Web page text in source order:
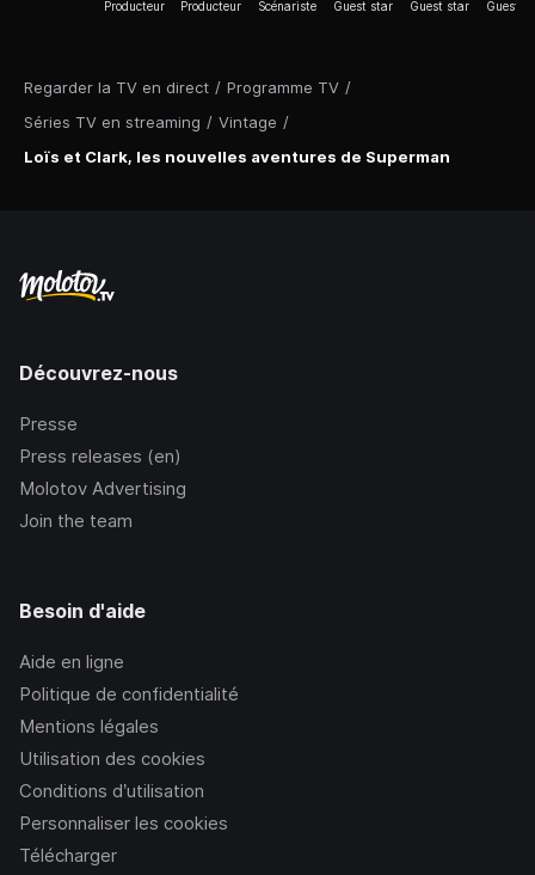
Regarder la TV en direct / Programme TV /
Séries TV en streaming / Vintage /
Loïs et Clark, les nouvelles aventures de Superman
Producteur Producteur Scénariste Guest star Guest star Guest
Découvrez-nous
Presse
Press releases (en)
Molotov Advertising
Join the team
Besoin d'aide
Aide en ligne
Politique de confidentialité
Mentions légales
Utilisation des cookies
Conditions d’utilisation
Personnaliser les cookies
Télécharger